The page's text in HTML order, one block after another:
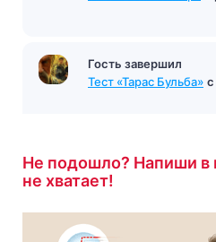
Гость завершил
Тест «Тарас Бульба» с
Не подошло? Напиши в
не хватает!